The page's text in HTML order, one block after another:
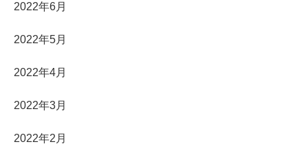
2022年6月
2022年5月
2022年4月
2022年3月
2022年2月